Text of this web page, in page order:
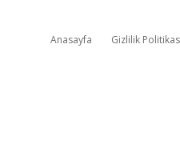
Anasayfa Gizlilik